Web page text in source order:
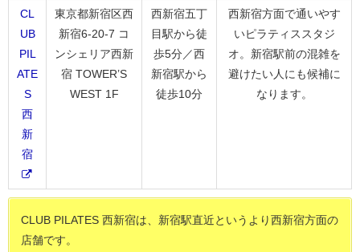
CL
UB
PIL
ATE
S
西
新
宿
東京都新宿区西
新宿6-20-7 コ
ンシェリア西新
宿 TOWER’S
WEST 1F
西新宿五丁
目駅から徒
歩5分／西
新宿駅から
徒歩10分
西新宿方面で通いやす
いピラティススタジ
オ。新宿駅前の混雑を
避けたい人にも候補に
なります。
CLUB PILATES 西新宿は、新宿駅直近というより西新宿方面の
店舗です。